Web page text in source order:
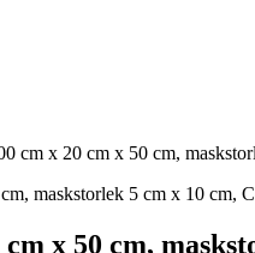
cm x 20 cm x 50 cm,
x 50 cm,